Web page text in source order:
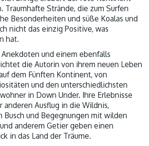
Traumhafte Strände, die zum Surfen
Besonderheiten und süße Koalas und
nicht das einzig Positive, was
hat.
und einem ebenfalls
die Autorin von ihrem neuen Leben
dem Fünften Kontinent, von
und den unterschiedlichsten
in Down Under. Ihre Erlebnisse
anderen Ausflug in die Wildnis,
Busch und Begegnungen mit wilden
anderem Getier geben einen
in das Land der Träume.